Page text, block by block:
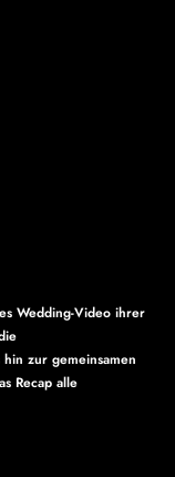
Wedding-Video ihrer
zur gemeinsamen
Recap alle